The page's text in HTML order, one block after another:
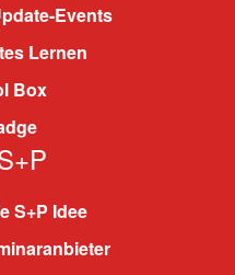
Events
Lernen
Box
S+P Idee